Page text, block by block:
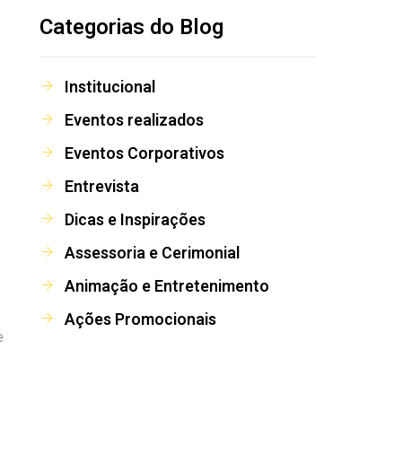
Categorias do Blog
Institucional
Eventos realizados
Eventos Corporativos
Entrevista
Dicas e Inspirações
Assessoria e Cerimonial
Animação e Entretenimento
Ações Promocionais